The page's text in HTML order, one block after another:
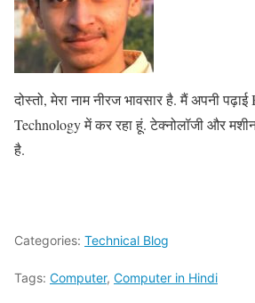
दोस्तो, मेरा नाम नीरज भावसार है. मैं अपनी
Technology में कर रहा हूं. टेक्नोलॉजी और मशीन
है.
Categories: Technical Blog
Tags: Computer, Computer in Hindi